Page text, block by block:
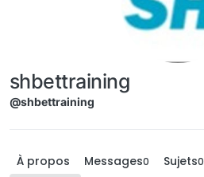
shbettraining
@shbettraining
À propos Messages0 Sujets0